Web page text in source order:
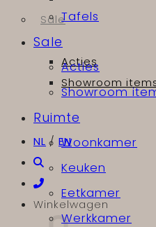
Sale
Acties
Showroom
NL / EN
Winkelwagen
Tafels
Sale
Acties
Showroom
Ruimte
Woonkamer
Keuken
Eetkamer
Werkkamer